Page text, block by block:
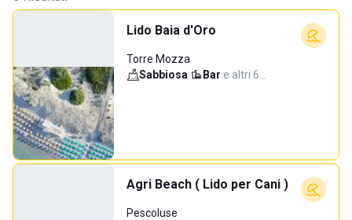
Lido Baia d'Oro
Torre Mozza
Sabbiosa· Bar·e altri 6…
Agri Beach ( Lido per Cani )
Pescoluse